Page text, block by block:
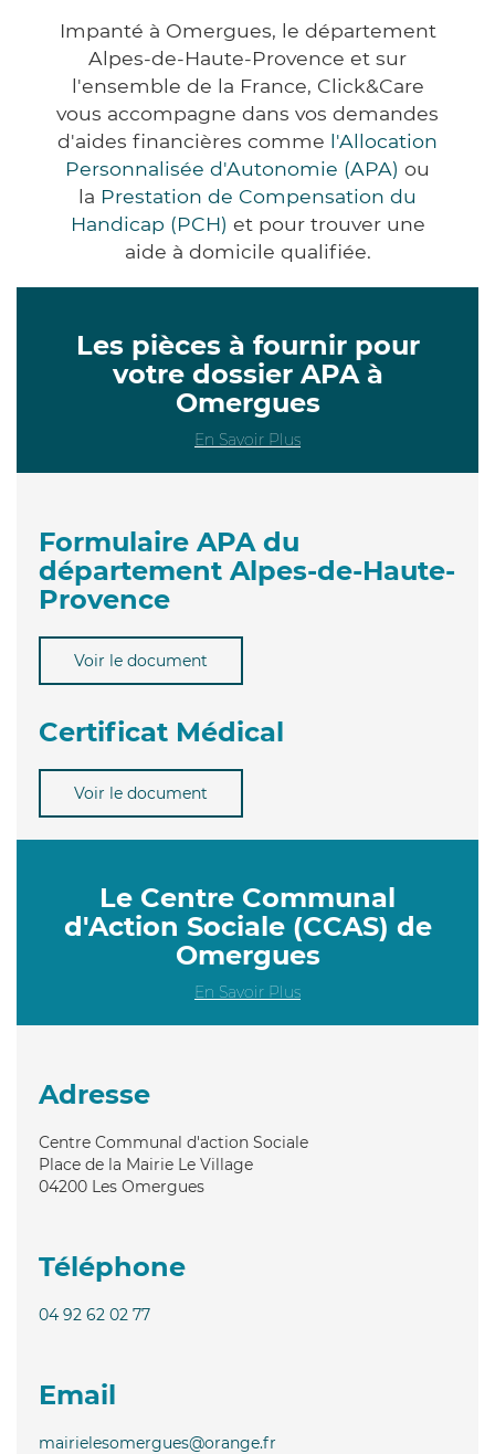
Impanté à Omergues, le département
Alpes-de-Haute-Provence et sur
l'ensemble de la France, Click&Care
vous accompagne dans vos demandes
d'aides financières comme l'Allocation
Personnalisée d'Autonomie (APA) ou
la Prestation de Compensation du
Handicap (PCH) et pour trouver une
aide à domicile qualifiée.
Les pièces à fournir pour
votre dossier APA à
Omergues
En Savoir Plus
Formulaire APA du
département Alpes-de-Haute-
Provence
Voir le document
Certificat Médical
Voir le document
Le Centre Communal
d'Action Sociale (CCAS) de
Omergues
En Savoir Plus
Adresse
Centre Communal d'action Sociale
Place de la Mairie Le Village
04200 Les Omergues
Téléphone
04 92 62 02 77
Email
mairielesomergues@orange.fr